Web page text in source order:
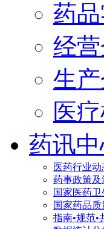
药
经
生
医
药讯
医药行业动
药事政策及
国家医药
国家药品
指南•规范•